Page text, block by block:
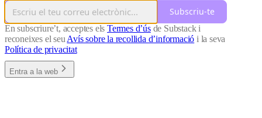
Subscriu-te
En subscriure’t, acceptes elsTermes d’úsde Substack i
reconeixes el seu Avís sobre la recollida d’informació i la seva
Política de privacitat
Entra a la web